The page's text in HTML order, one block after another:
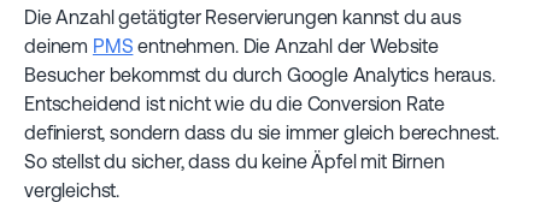
Die Anzahl getätigter Reservierungen kannst du aus
deinem PMS entnehmen. Die Anzahl der Website
Besucher bekommst du durch Google Analytics heraus.
Entscheidend ist nicht wie du die Conversion Rate
definierst, sondern dass du sie immer gleich berechnest.
So stellst du sicher, dass du keine Äpfel mit Birnen
vergleichst.